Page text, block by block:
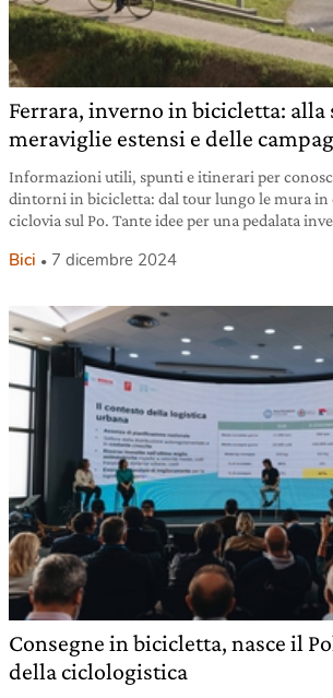
Ferrara, inverno in bicicletta: alla
meraviglie estensi e delle
Informazioni utili, spunti e itinerari per
dintorni in bicicletta: dal tour lungo le mura in
ciclovia sul Po. Tante idee per una pedalata
Bici 7 dicembre 2024
Consegne in bicicletta, nasce il
della ciclologistica